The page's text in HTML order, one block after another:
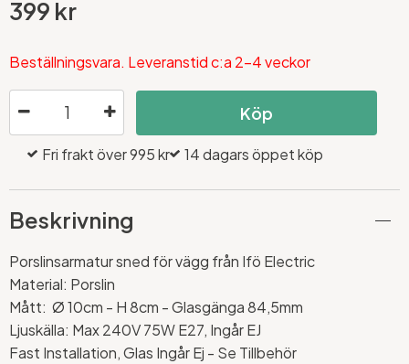
399 kr
Beställningsvara. Leveranstid c:a 2-4 veckor
Köp
Fri frakt över 995 kr 14 dagars öppet köp
Beskrivning
Porslinsarmatur sned för vägg från Ifö Electric
Material: Porslin
Mått: Ø 10cm - H 8cm - Glasgänga 84,5mm
Ljuskälla: Max 240V 75W E27, Ingår EJ
Fast Installation, Glas Ingår Ej - Se Tillbehör